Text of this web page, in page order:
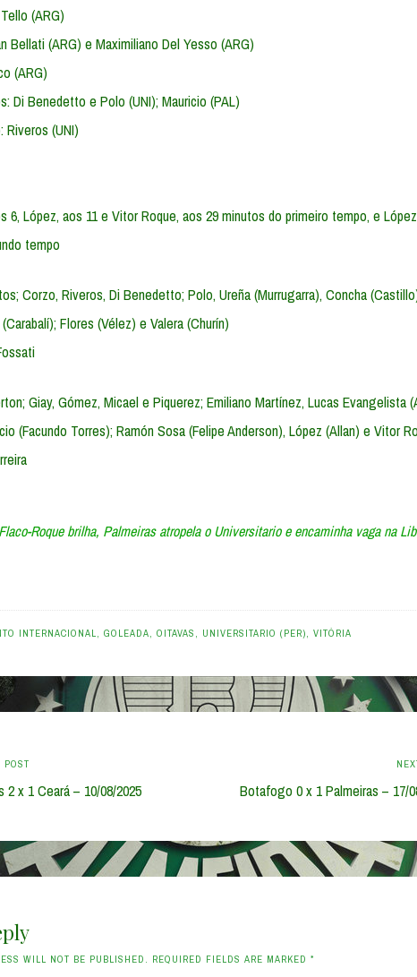
(ARG)
Bellati (ARG) e Maximiliano Del Yesso (ARG)
(ARG)
Di Benedetto e Polo (UNI); Mauricio (PAL)
Riveros (UNI)
6, López, aos 11 e Vitor Roque, aos 29 minutos do primeiro tempo, e
tempo
Corzo, Riveros, Di Benedetto; Polo, Ureña (Murrugarra), Concha
Flores (Vélez) e Valera (Churín)
Giay, Gómez, Micael e Piquerez; Emiliano Martínez, Lucas Evangelista
(Facundo Torres); Ramón Sosa (Felipe Anderson), López (Allan) e Vitor
Roque brilha, Palmeiras atropela o Universitario e encaminha vaga na
INTERNACIONAL, GOLEADA, OITAVAS , UNIVERSITARIO (PER), VITÓRIA
POSTPrevious
post:
2 x 1 Ceará – 10/08/2025 Botafogo 0 x 1 Palmeiras – 17/
WILL NOT BE PUBLISHED. REQUIRED FIELDS ARE MARKED *